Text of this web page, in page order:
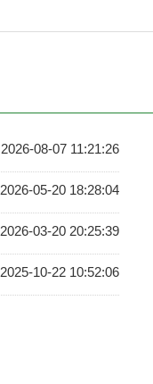
2026-08-07 11:21:26
2026-05-20 18:28:04
2026-03-20 20:25:39
2025-10-22 10:52:06